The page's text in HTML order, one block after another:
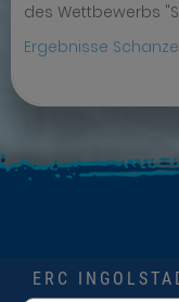
des Wettbewerbs
Ergebnisse
ERC